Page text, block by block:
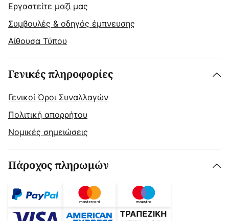
Εργαστείτε μαζί μας
Συμβουλές & οδηγός έμπνευσης
Αίθουσα Τύπου
Γενικές πληροφορίες
Γενικοί Όροι Συναλλαγών
Πολιτική απορρήτου
Νομικές σημειώσεις
Πάροχος πληρωμών